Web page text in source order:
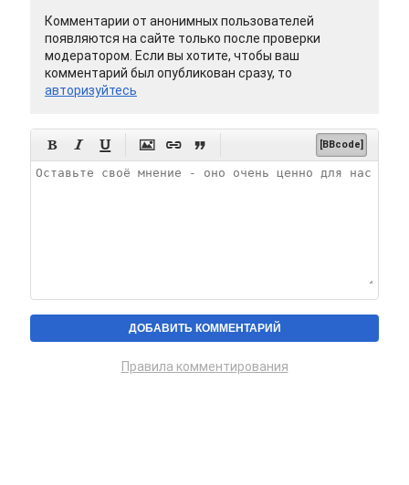
Комментарии от анонимных пользователей
появляются на сайте только после проверки
модератором. Если вы хотите, чтобы ваш
комментарий был опубликован сразу, то
авторизуйтесь
      [BBcode]
Правила комментирования